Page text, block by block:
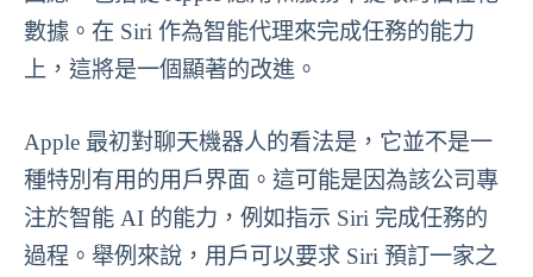
數據。在 Siri 作為智能代理來完成任務的能力
上，這將是一個顯著的改進。
Apple 最初對聊天機器人的看法是，它並不是一
種特別有用的用戶界面。這可能是因為該公司專
注於智能 AI 的能力，例如指示 Siri 完成任務的
過程。舉例來說，用戶可以要求 Siri 預訂一家之